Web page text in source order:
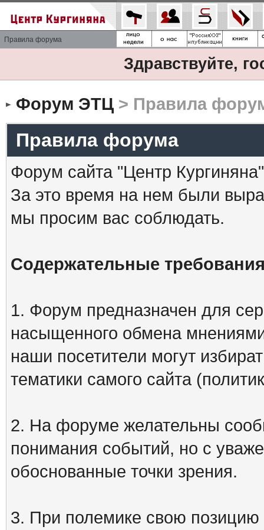
Правила форума
Здравствуйте,
Форум ЭТЦ> Правила
Правила форума
Форум сайта "Центр
За это время на нем были
мы просим вас соблюдать.
Содержательные
1. Форум предназначен для
насыщенного обмена
наши посетители могут
тематики самого сайта
2. На форуме желательны
понимания событий, но с
обоснованные точки зрения.
3. При полемике свою